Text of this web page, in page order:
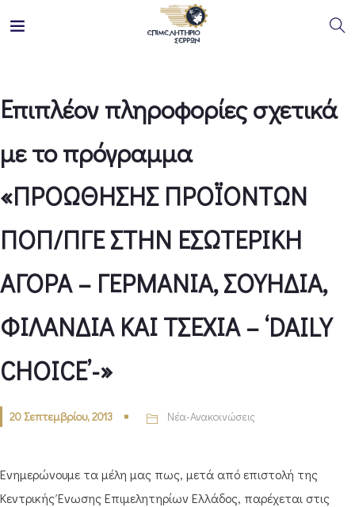
Επιπλέον πληροφορίες σχετικά
με το πρόγραμμα
«ΠΡΟΩΘΗΣΗΣ ΠΡΟΪΟΝΤΩΝ
ΠΟΠ/ΠΓΕ ΣΤΗΝ ΕΣΩΤΕΡΙΚΗ
ΑΓΟΡΑ – ΓΕΡΜΑΝΙΑ, ΣΟΥΗΔΙΑ,
ΦΙΛΑΝΔΙΑ ΚΑΙ ΤΣΕΧΙΑ – ‘DAILY
CHOICE’-»
20 Σεπτεμβρίου, 2013 Νέα-Ανακοινώσεις
Ενημερώνουμε τα μέλη μας πως, μετά από επιστολή της
Κεντρικής Ένωσης Επιμελητηρίων Ελλάδος, παρέχεται στις